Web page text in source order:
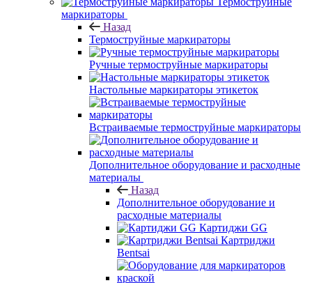
маркираторы
Назад
Термоструйные маркираторы
Ручные термоструйные маркираторы
Настольные маркираторы этикеток
Встраиваемые термоструйные маркираторы
Дополнительное оборудование и расходные
материалы
Назад
Дополнительное оборудование и
расходные материалы
Картиджи GG
Картриджи
Bentsai